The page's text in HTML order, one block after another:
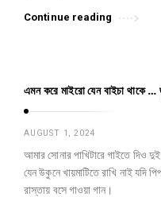
Continue reading
এমন করে মাইরো যেন বাইচা থাকে …
AUGUST 1, 2024
আমার সোনার পাখিটারে গাইতে দিও
যেন উকুনে খায়মাটিতে রাখি নাই যদি
রাস্তায় বসে গাওয়া গান।